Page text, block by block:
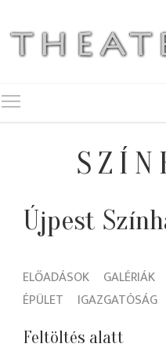
Újpest
ELŐADÁSOK GALÉRIÁK
ÉPÜLET
IGAZGATÓSÁG
Feltöltés alatt